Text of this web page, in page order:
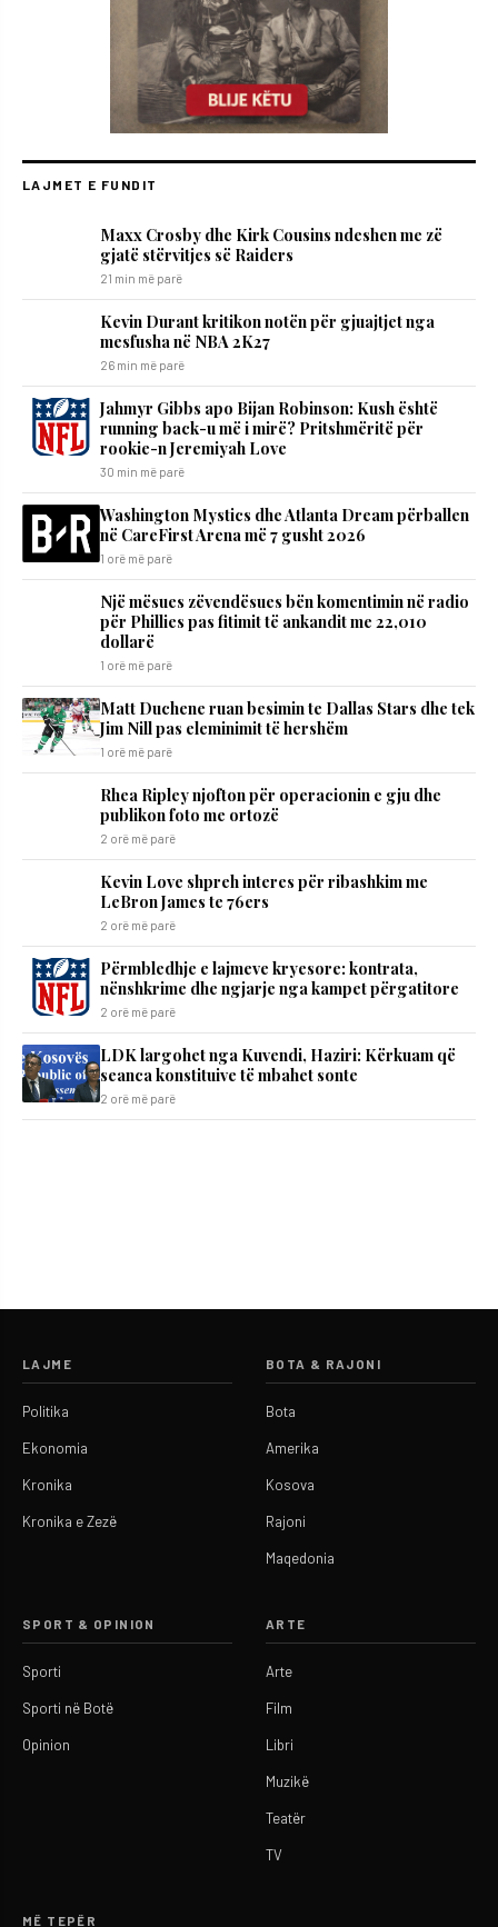
LAJMET E FUNDIT
Maxx Crosby dhe Kirk Cousins ndeshen me zë
gjatë stërvitjes së Raiders
21 min më parë
Kevin Durant kritikon notën për gjuajtjet nga
mesfusha në NBA 2K27
26 min më parë
Jahmyr Gibbs apo Bijan Robinson: Kush është
running back-u më i mirë? Pritshmëritë për
rookie-n Jeremiyah Love
30 min më parë
Washington Mystics dhe Atlanta Dream përballen
në CareFirst Arena më 7 gusht 2026
1 orë më parë
Një mësues zëvendësues bën komentimin në radio
për Phillies pas fitimit të ankandit me 22,010
dollarë
1 orë më parë
Matt Duchene ruan besimin te Dallas Stars dhe tek
Jim Nill pas eleminimit të hershëm
1 orë më parë
Rhea Ripley njofton për operacionin e gju dhe
publikon foto me ortozë
2 orë më parë
Kevin Love shpreh interes për ribashkim me
LeBron James te 76ers
2 orë më parë
Përmbledhje e lajmeve kryesore: kontrata,
nënshkrime dhe ngjarje nga kampet përgatitore
2 orë më parë
LDK largohet nga Kuvendi, Haziri: Kërkuam që
seanca konstituive të mbahet sonte
2 orë më parë
LAJME
Politika
Ekonomia
Kronika
Kronika e Zezë
BOTA & RAJONI
Bota
Amerika
Kosova
Rajoni
Maqedonia
SPORT & OPINION
Sporti
Sporti në Botë
Opinion
ARTE
Arte
Film
Libri
Muzikë
Teatër
TV
MË TEPËR